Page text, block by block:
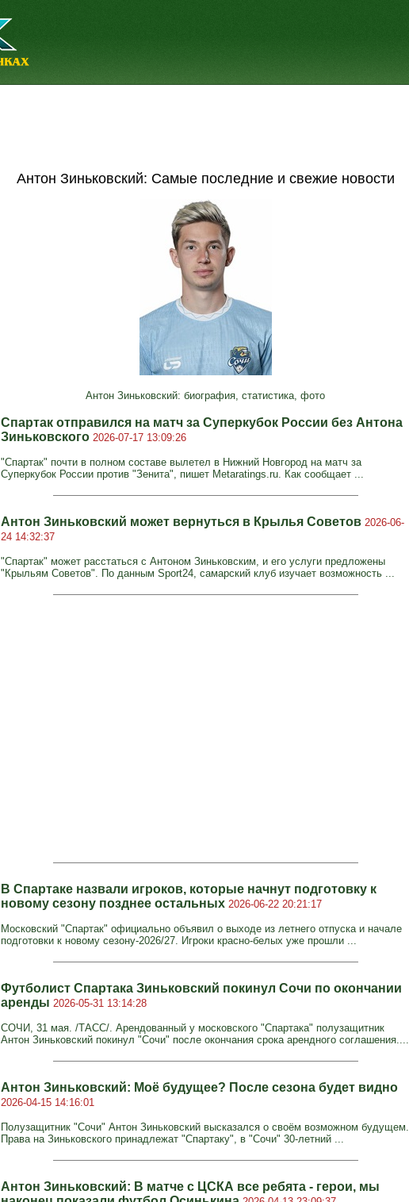
Антон Зиньковский: Самые последние и свежие новости
Антон Зиньковский: биография, статистика, фото
Спартак отправился на матч за Суперкубок России без Антона
Зиньковского 2026-07-17 13:09:26
"Спартак" почти в полном составе вылетел в Нижний Новгород на матч за
Суперкубок России против "Зенита", пишет Metaratings.ru. Как сообщает ...
Антон Зиньковский может вернуться в Крылья Советов 2026-06-
24 14:32:37
"Спартак" может расстаться с Антоном Зиньковским, и его услуги предложены
"Крыльям Советов". По данным Sport24, самарский клуб изучает возможность ...
В Спартаке назвали игроков, которые начнут подготовку к
новому сезону позднее остальных 2026-06-22 20:21:17
Московский "Спартак" официально объявил о выходе из летнего отпуска и начале
подготовки к новому сезону-2026/27. Игроки красно-белых уже прошли ...
Футболист Спартака Зиньковский покинул Сочи по окончании
аренды 2026-05-31 13:14:28
СОЧИ, 31 мая. /ТАСС/. Арендованный у московского "Спартака" полузащитник
Антон Зиньковский покинул "Сочи" после окончания срока арендного соглашения....
Антон Зиньковский: Моё будущее? После сезона будет видно
2026-04-15 14:16:01
Полузащитник "Сочи" Антон Зиньковский высказался о своём возможном будущем.
Права на Зиньковского принадлежат "Спартаку", в "Сочи" 30‑летний ...
Антон Зиньковский: В матче с ЦСКА все ребята - герои, мы